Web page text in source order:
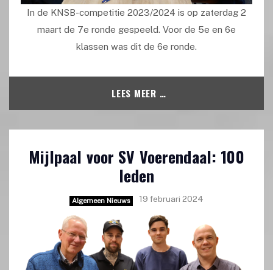
In de KNSB-competitie 2023/2024 is op zaterdag 2
maart de 7e ronde gespeeld. Voor de 5e en 6e
klassen was dit de 6e ronde.
LEES MEER …
Mijlpaal voor SV Voerendaal: 100
leden
Algemeen Nieuws 19 februari 2024